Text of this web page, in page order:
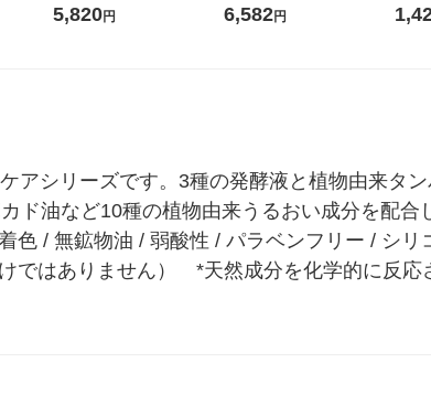
ルレ
ガジャンボ 2300g 1セット
5,820円
ーの香り 柔軟剤 詰め替え 超
6,582円
箱（
アシリーズです。3種の発酵液と植物由来タン
ド油など10種の植物由来うるおい成分を配合
色 / 無鉱物油 / 弱酸性 / パラベンフリー / シリ
ではありません）　*天然成分を化学的に反応